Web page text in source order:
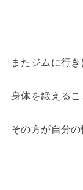
またジムに行き
身体を鍛えるこ
その方が自分